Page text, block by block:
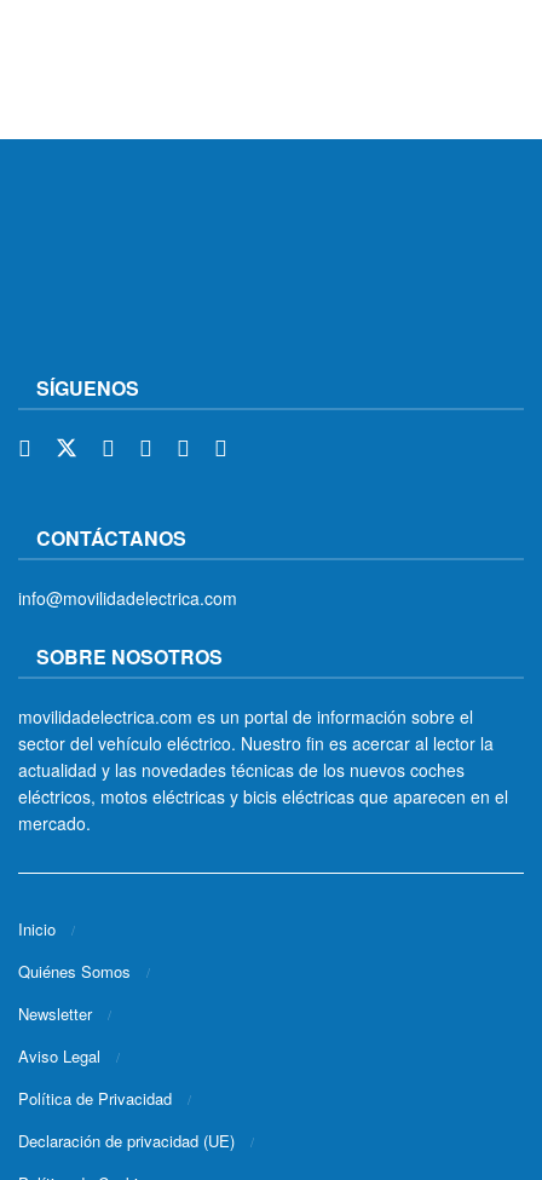
SÍGUENOS
CONTÁCTANOS
info@movilidadelectrica.com
SOBRE NOSOTROS
movilidadelectrica.com es un portal de información sobre el
sector del vehículo eléctrico. Nuestro fin es acercar al lector la
actualidad y las novedades técnicas de los nuevos coches
eléctricos, motos eléctricas y bicis eléctricas que aparecen en el
mercado.
Inicio
Quiénes Somos
Newsletter
Aviso Legal
Política de Privacidad
Declaración de privacidad (UE)